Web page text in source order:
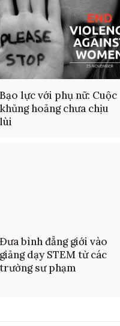
Bạo lực với phụ nữ: Cuộc
khủng hoảng chưa chịu
lùi
Đưa bình đẳng giới vào
giảng dạy STEM từ các
trường sư phạm